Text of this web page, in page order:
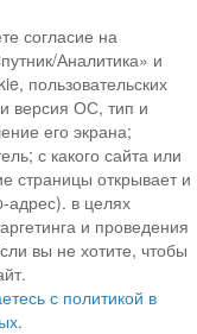
согласие на
Аналитика» и
пользовательских
версия ОС, тип и
его экрана;
с какого сайта или
страницы открывает и
адрес). в целях
и проведения
вы не хотите, чтобы
с политикой в